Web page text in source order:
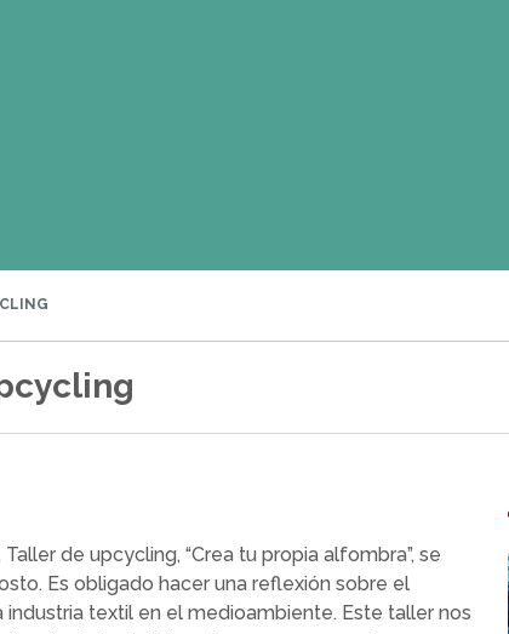
de upcycling, “Crea tu propia alfombra”, se
Es obligado hacer una reflexión sobre el
textil en el medioambiente. Este taller nos